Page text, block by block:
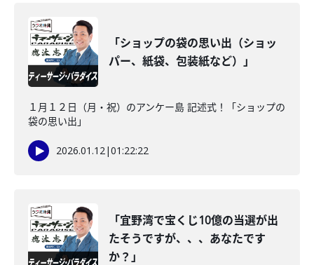
「ショップの袋の思い出（ショッ
パー、紙袋、包装紙など）」
１月１２日（月・祝）のアンケー島 記述式！「ショップの
袋の思い出」
2026.01.12|01:22:22
「宜野湾で宝くじ10億の当選が出
たそうですが、、、あなたです
か？」